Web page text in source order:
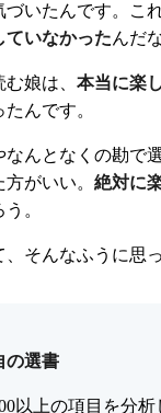
いたんです。こ
ていなかったんだ
娘は、 本当に楽
んです。
んとなくの勘で
がいい。 絶対に
。
そんなふうに思
の選書
以上の項目を分